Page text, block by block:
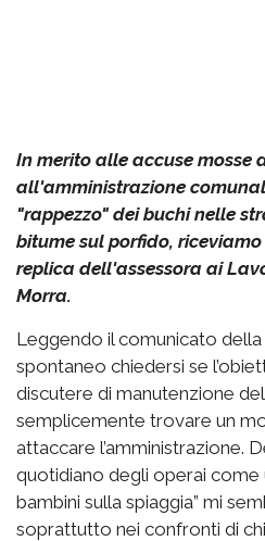
In merito alle accuse mosse
all'amministrazione
"rappezzo" dei buchi nelle
bitume sul porfido,
replica dell'assessora ai
Morra.
Leggendo il comunicato della
spontaneo chiedersi se
discutere di manutenzione
semplicemente trovare un
attaccare l’amministrazione.
quotidiano degli operai come
bambini sulla spiaggia” mi
soprattutto nei confronti di